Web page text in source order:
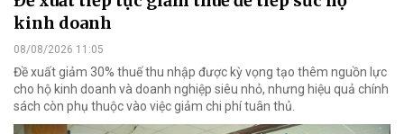
kinh doanh
08/08/2026 11:05
Đề xuất giảm 30% thuế thu nhập được kỳ vọng tạo thêm nguồn lực
cho hộ kinh doanh và doanh nghiệp siêu nhỏ, nhưng hiệu quả chính
sách còn phụ thuộc vào việc giảm chi phí tuân thủ.